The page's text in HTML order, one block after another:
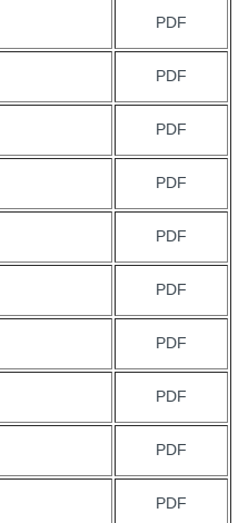
PDF
PDF
PDF
PDF
PDF
PDF
PDF
PDF
PDF
PDF